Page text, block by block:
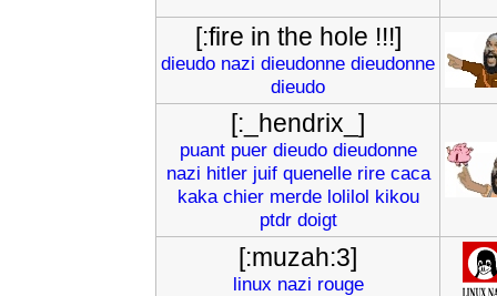
[:fire in the hole !!!]
dieudo nazi dieudonne dieudonne
dieudo
[:_hendrix_]
puant puer dieudo dieudonne
nazi hitler juif quenelle rire caca
kaka chier merde lolilol kikou
ptdr doigt
[:muzah:3]
linux nazi rouge